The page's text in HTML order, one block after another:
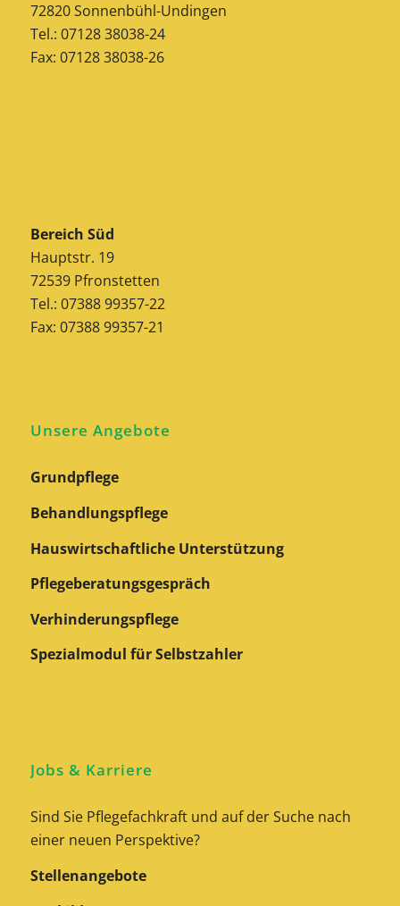
72820 Sonnenbühl-Undingen
Tel.: 07128 38038-24
Fax: 07128 38038-26
Bereich Süd
Hauptstr. 19
72539 Pfronstetten
Tel.: 07388 99357-22
Fax: 07388 99357-21
Unsere Angebote
Grundpflege
Behandlungspflege
Hauswirtschaftliche Unterstützung
Pflegeberatungs­gespräch
Verhinderungspflege
Spezialmodul für Selbstzahler
Jobs & Karriere
Sind Sie Pflegefachkraft und auf der Suche nach
einer neuen Perspektive?
Stellenangebote